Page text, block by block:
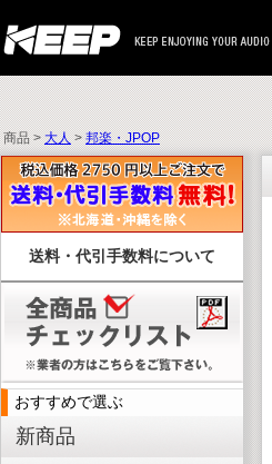
商品 >大人>邦楽・JPOP
送料・代引手数料について
おすすめで選ぶ
新商品